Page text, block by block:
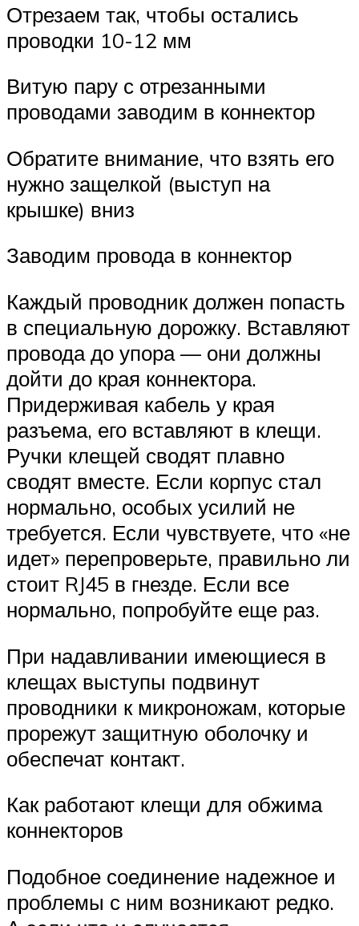
Отрезаем так, чтобы остались
проводки 10-12 мм
Витую пару с отрезанными
проводами заводим в коннектор
Обратите внимание, что взять его
нужно защелкой (выступ на
крышке) вниз
Заводим провода в коннектор
Каждый проводник должен попасть
в специальную дорожку. Вставляют
провода до упора — они должны
дойти до края коннектора.
Придерживая кабель у края
разъема, его вставляют в клещи.
Ручки клещей сводят плавно
сводят вместе. Если корпус стал
нормально, особых усилий не
требуется. Если чувствуете, что «не
идет» перепроверьте, правильно ли
стоит RJ45 в гнезде. Если все
нормально, попробуйте еще раз.
При надавливании имеющиеся в
клещах выступы подвинут
проводники к микроножам, которые
прорежут защитную оболочку и
обеспечат контакт.
Как работают клещи для обжима
коннекторов
Подобное соединение надежное и
проблемы с ним возникают редко.